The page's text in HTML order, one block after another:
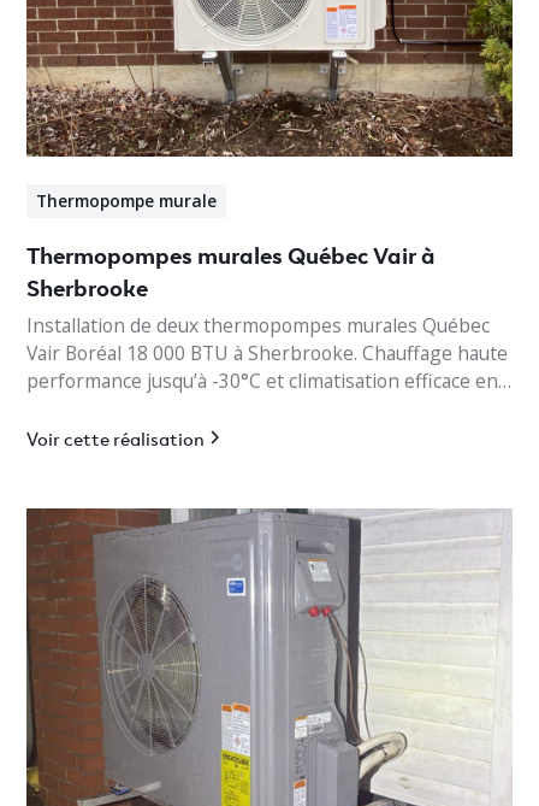
Thermopompe murale
Thermopompes murales Québec Vair à
Sherbrooke
Installation de deux thermopompes murales Québec
Vair Boréal 18 000 BTU à Sherbrooke. Chauffage haute
performance jusqu’à -30°C et climatisation efficace en
Voir cette réalisation